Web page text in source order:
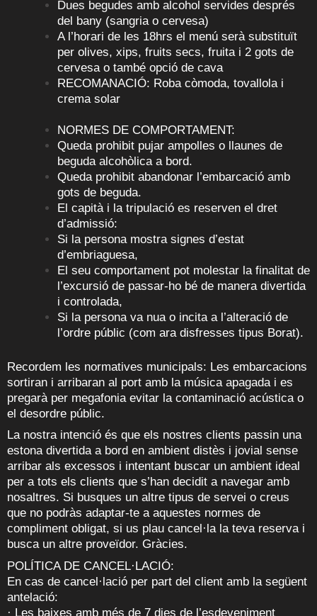
Dues begudes amb alcohol servides després
del bany (sangria o cervesa)
A l’horari de les 18hrs el menú serà substituït
per olives, xips, fruits secs, fruita i 2 gots de
cervesa o també opció de cava
RECOMANACIÓ: Roba còmoda, tovallola i
crema solar
NORMES DE COMPORTAMENT:
Queda prohibit pujar ampolles o llaunes de
beguda alcohòlica a bord.
Queda prohibit abandonar l’embarcació amb
gots de beguda.
El capità i la tripulació es reserven el dret
d’admissió:
Si la persona mostra signes d’estat
d’embriaguesa,
El seu comportament pot molestar la finalitat de
l’excursió de passar-ho bé de manera divertida
i controlada,
Si la persona va nua o incita a l’alteració de
l’ordre públic (com ara disfresses tipus Borat).
Recordem les normatives municipals: Les embarcacions
sortiran i arribaran al port amb la música apagada i es
pregarà per megafonia evitar la contaminació acústica o
el desordre públic.
La nostra intenció és que els nostres clients passin una
estona divertida a bord en ambient distès i jovial sense
arribar als excessos i intentant buscar un ambient ideal
per a tots els clients que s’han decidit a navegar amb
nosaltres. Si busques un altre tipus de servei o creus
que no podràs adaptar-te a aquestes normes de
compliment obligat, si us plau cancel·la la teva reserva i
busca un altre proveïdor. Gràcies.
POLÍTICA DE CANCEL·LACIÓ:
En cas de cancel·lació per part del client amb la següent
antelació:
· Les baixes amb més de 7 dies de l’esdeveniment